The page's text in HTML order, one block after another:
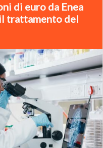
di euro da Enea
trattamento del